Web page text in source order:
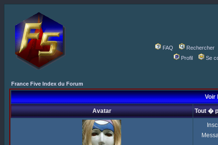
FAQ
Rechercher
Profil
Se
France Five Index du Forum
Voir
Avatar Tout �